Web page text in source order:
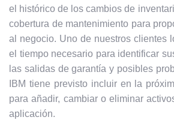
el histórico de los cambios de
cobertura de mantenimiento para
al negocio. Uno de nuestros clientes
el tiempo necesario para identificar
las salidas de garantía y posibles
IBM tiene previsto incluir en la
para añadir, cambiar o eliminar
aplicación.